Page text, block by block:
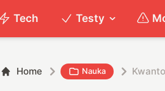
Tech Testy
Home Nauka